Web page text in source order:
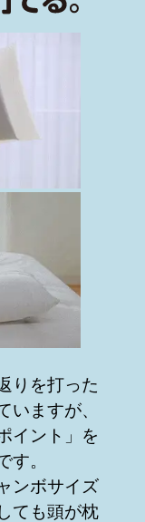
りを打った
いますが、
イント」を
す。
ンボサイズ
ても頭が枕